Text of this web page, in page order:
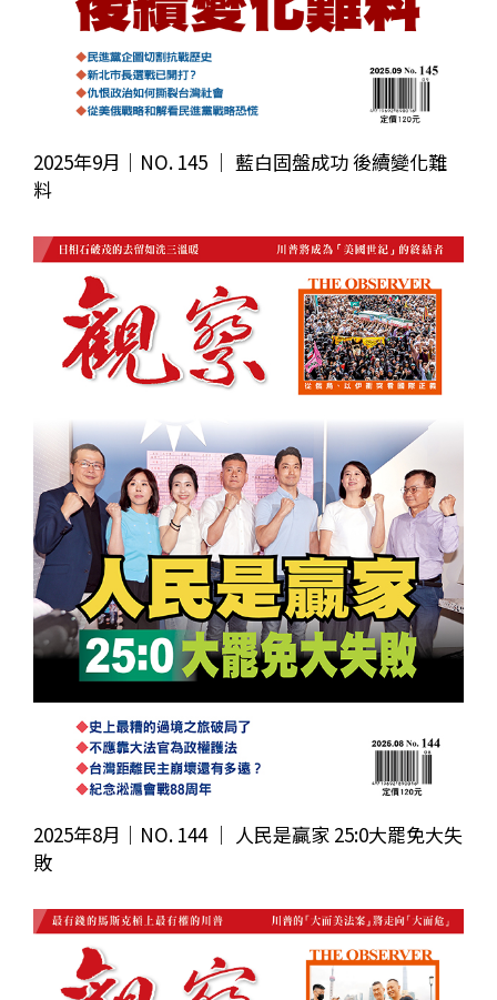
2025年9月｜NO. 145 │ 藍白固盤成功 後續變化難
料
2025年8月｜NO. 144 │ 人民是贏家 25:0大罷免大失
敗